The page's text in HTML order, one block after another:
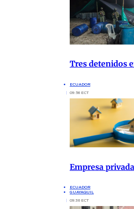
Tres detenidos
ECUADOR
09:56 ECT
Empresa
ECUADOR
GUAYAQUIL
09:36 ECT